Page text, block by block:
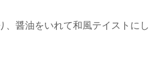
、醤油をいれて和風テイストにし